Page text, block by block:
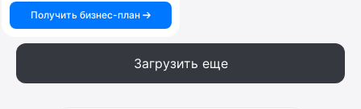
Получить бизнес-план
Загрузить еще